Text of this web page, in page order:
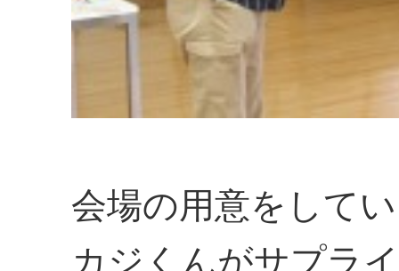
会場の用意をして
カジくんがサプラ